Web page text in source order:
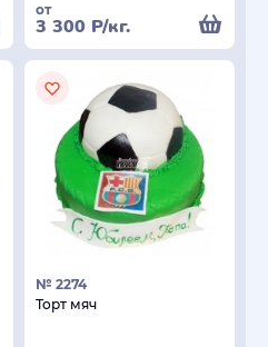
от
3 300 Р/кг.
№ 2274
Торт мяч